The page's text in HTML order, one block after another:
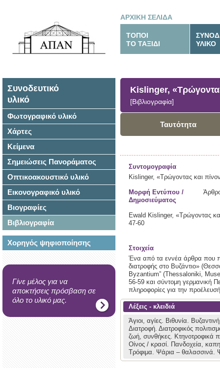
ΑΡΧΙΚΗ ΣΕΛΙΔΑ
ΤΟΠΟΙ
ΤΟ ΤΑΞΙΔΙ
ΥΛΙΚΟ
Συνοδευτικό
υλικό
Φωτογραφικό υλικό
Χάρτες
Κείμενα
Σημειώσεις Πανοράματος
Οπτικοακουστικό υλικό
Εικονογραφικό υλικό
Βιογραφίες
Βιβλιογραφία
Χορηγός ψηφιοποίησης
Γίνε μέλος για να
αποκτήσεις πρόσβαση σε
όλο το υλικό μας.
Kislinger,
[Βιβλιογραφία]
Ταυτότητα
Συντομογραφία
Kislinger, «Τρώγοντας και
Μορφή Εντύπου /
Δημοσιεύματος
Ewald Kislinger, «Τρώγοντας
47-60
Στοιχεία
Ένα από τα εννέα άρθρα που
διατροφής στο Βυζάντιο»
Byzantium” (Thessaloniki,
56-59 και σύντομη γερμανική
πληροφορίες για την
Λέξεις - κλειδιά
Άγιοι, αγίες. Βιθυνία.
Διατροφή. Διατροφικός
ζωή, συνθήκες. Κτηνοτροφικά
Οίνος / κρασί. Πανδοχεία,
Τρόφιμα. Ψάρια – θαλασσινά.